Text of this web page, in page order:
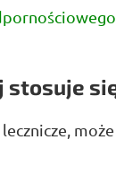
stosuje
lecznicze,